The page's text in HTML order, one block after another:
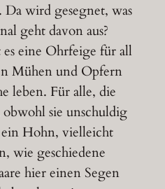
wird gesegnet, was
geht davon aus?
eine Ohrfeige für all
Mühen und Opfern
leben. Für alle, die
obwohl sie unschuldig
ein Hohn, vielleicht
wie geschiedene
hier einen Segen